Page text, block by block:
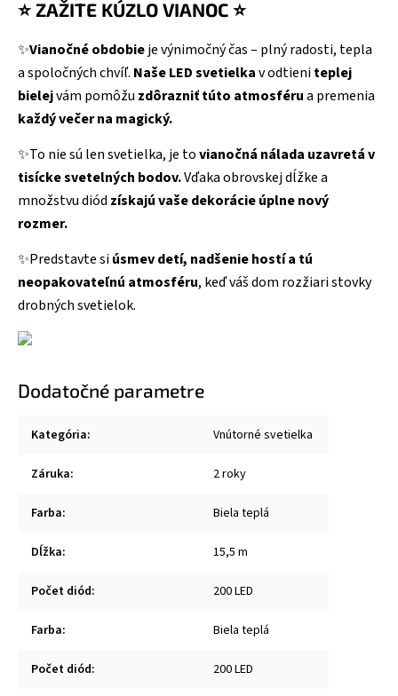
⭐ ZAŽITE KÚZLO VIANOC ⭐
✨Vianočné obdobieje výnimočný čas – plný radosti, tepla
a spoločných chvíľ. Naše LED svetielkav odtieniteplej
bielejvám pomôžu zdôrazniť túto atmosférua premenia
každý večer na magický.
✨To nie sú len svetielka, je tovianočná nálada uzavretá v
tisícke svetelných bodov.Vďaka obrovskej dĺžke a
množstvu diód získajú vaše dekorácie úplne nový
rozmer.
✨Predstavte siúsmev detí, nadšenie hostí a tú
neopakovateľnú atmosféru, keď váš dom rozžiari stovky
drobných svetielok.
Dodatočné parametre
Kategória: Vnútorné svetielka
Záruka: 2 roky
Farba: Biela teplá
Dĺžka: 15,5 m
Počet diód: 200 LED
Farba: Biela teplá
Počet diód: 200 LED